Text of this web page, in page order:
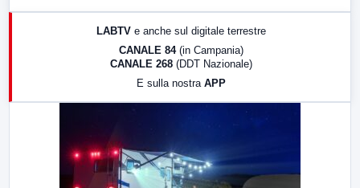
17:00 LabNews (replica)
LABTV e anche sul digitale terrestre
CANALE 84 (in Campania)
CANALE 268 (DDT Nazionale)
E sulla nostra APP